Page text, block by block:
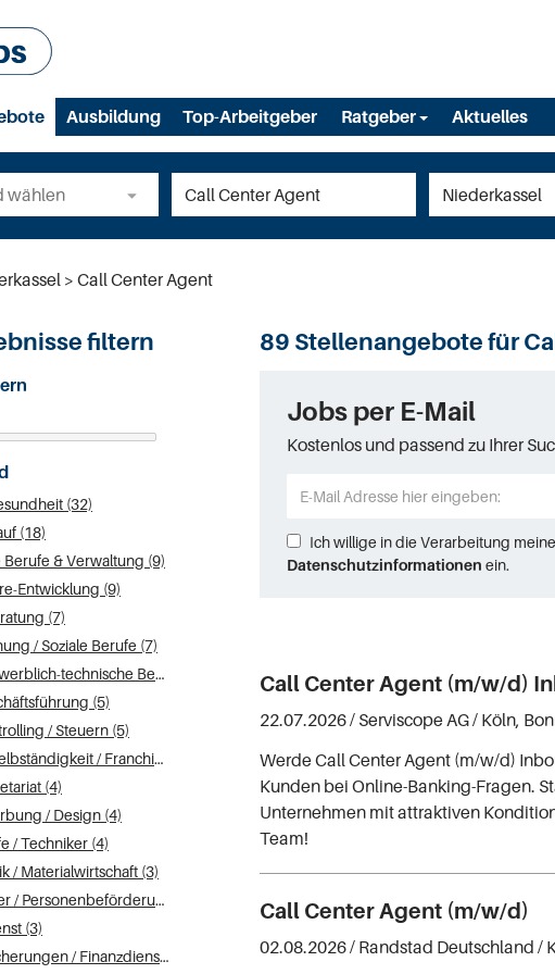
Ausbildung Top-Arbeitgeber Ratgeber Aktuelles
Call Center Agent
filtern
(32)
(18)
Berufe & Verwaltung (9)
Entwicklung (9)
(7)
/ Soziale Berufe (7)
Handwerk / gewerblich-technische Berufe (6)
(5)
/ Steuern (5)
Freiberufler / Selbständigkeit / Franchise (5)
(4)
/ Design (4)
/ Techniker (4)
/ Materialwirtschaft (3)
Berufskraftfahrer / Personenbeförderung (Land, Wasser, Luft) (3)
(3)
Banken / Versicherungen / Finanzdienstleister (2)
89 Stellenangebote für
Jobs per E-Mail
Kostenlos und passend zu Ihrer
Ich willige in die Verarbeitung
Datenschutzinformationen ein.
Call Center Agent (m/w/d)
22.07.2026 / Serviscope AG/ Köln,
Werde Call Center Agent (m/w/d)
Kunden bei Online-Banking-Fragen.
Unternehmen mit attraktiven
Team!
Call Center Agent (m/w/d)
02.08.2026 / Randstad Deutschland /